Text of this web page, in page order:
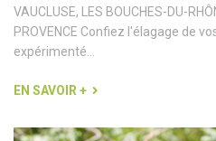
VAUCLUSE, LES BOUCHES-DU-
PROVENCE Confiez l'élagage de
expérimenté...
EN SAVOIR +